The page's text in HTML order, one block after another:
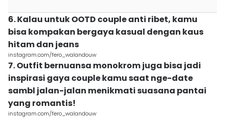
6. Kalau untuk OOTD couple anti ribet, kamu
bisa kompakan bergaya kasual dengan kaus
hitam dan jeans
instagram.com/fero_walandouw
7. Outfit bernuansa monokrom juga bisa jadi
inspirasi gaya couple kamu saat nge-date
sambl jalan-jalan menikmati suasana pantai
yang romantis!
instagram.com/fero_walandouw